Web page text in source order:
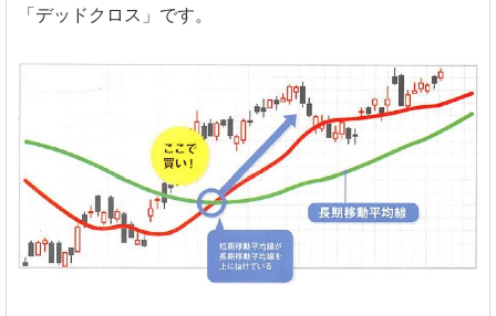
「デッドクロス」です。